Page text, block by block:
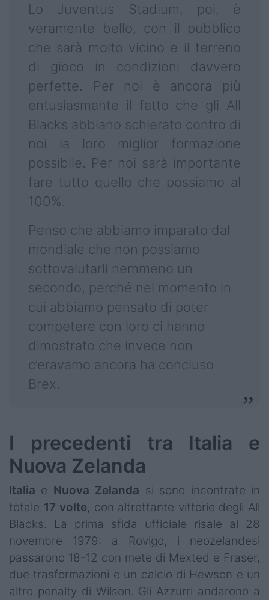
Lo Juventus Stadium, poi, è
veramente bello, con il pubblico
che sarà molto vicino e il terreno
di gioco in condizioni davvero
perfette. Per noi è ancora più
entusiasmante il fatto che gli All
Blacks abbiano schierato contro di
noi la loro miglior formazione
possibile. Per noi sarà importante
fare tutto quello che possiamo al
100%.
Penso che abbiamo imparato dal
mondiale che non possiamo
sottovalutarli nemmeno un
secondo, perché nel momento in
cui abbiamo pensato di poter
competere con loro ci hanno
dimostrato che invece non
c’eravamo ancora ha concluso
Brex.
I precedenti tra Italia e
Nuova Zelanda
Italia e Nuova Zelanda si sono incontrate in
totale 17 volte, con altrettante vittorie degli All
Blacks. La prima sfida ufficiale risale al 28
novembre 1979: a Rovigo, i neozelandesi
passarono 18-12 con mete di Mexted e Fraser,
due trasformazioni e un calcio di Hewson e un
altro penalty di Wilson. Gli Azzurri andarono a